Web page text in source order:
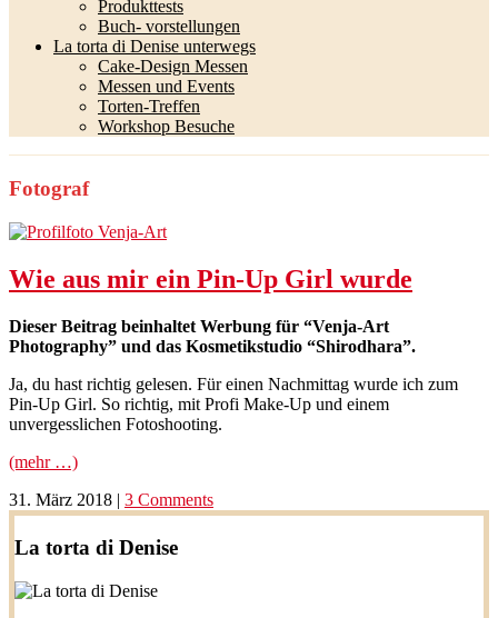
Produkttests
Buch- vorstellungen
La torta di Denise unterwegs
Cake-Design Messen
Messen und Events
Torten-Treffen
Workshop Besuche
Fotograf
Wie aus mir ein Pin-Up Girl wurde
Dieser Beitrag beinhaltet Werbung für “Venja-Art
Photography” und das Kosmetikstudio “Shirodhara”.
Ja, du hast richtig gelesen. Für einen Nachmittag wurde ich zum
Pin-Up Girl. So richtig, mit Profi Make-Up und einem
unvergesslichen Fotoshooting.
(mehr …)
31. März 2018 | 3 Comments
La torta di Denise